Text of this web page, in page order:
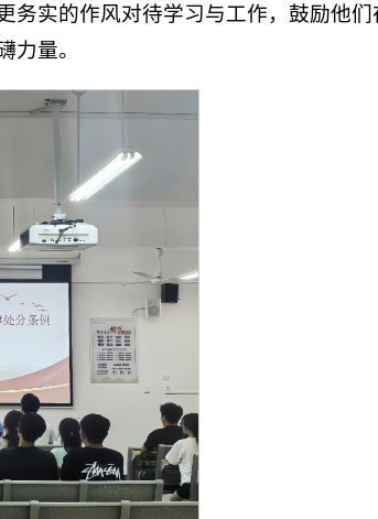
实的作风对待学习与工作，鼓励他
力量。